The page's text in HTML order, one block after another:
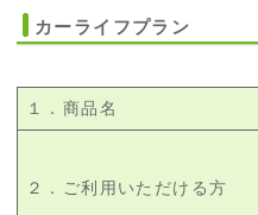
カーライフプラン
１．商品名
２．ご利用いただける方